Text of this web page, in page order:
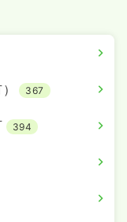
367
394